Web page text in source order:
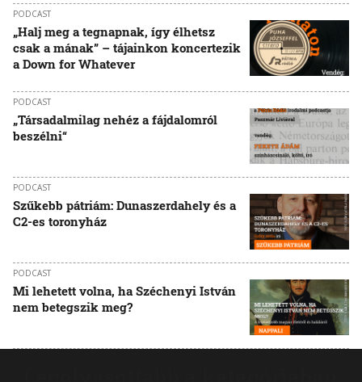
PODCAST
„Halj meg a tegnapnak, így élhetsz
csak a mának” – tájainkon koncertezik
a Down for Whatever
PODCAST
„Társadalmilag nehéz a fájdalomról
beszélni“
PODCAST
Szűkebb pátriám: Dunaszerdahely és a
C2-es toronyház
PODCAST
Mi lehetett volna, ha Széchenyi István
nem betegszik meg?